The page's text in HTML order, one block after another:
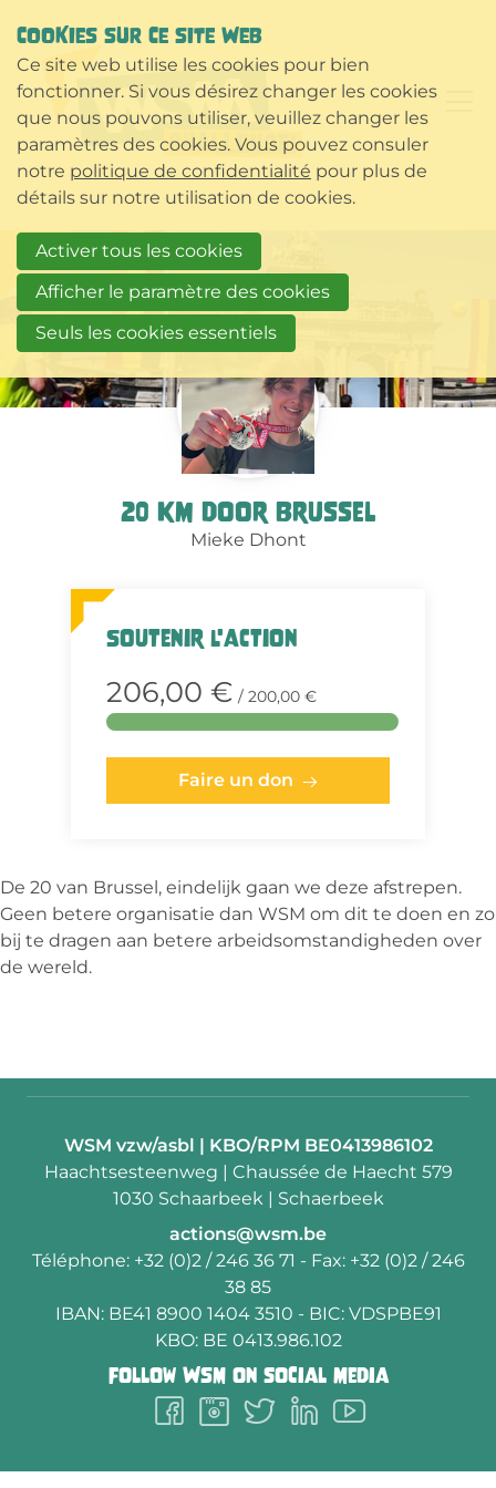
20 km door Brussel
Mieke Dhont
Soutenir l'action
206,00 € / 200,00 €
Faire un don
De 20 van Brussel, eindelijk gaan we deze afstrepen.
Geen betere organisatie dan WSM om dit te doen en zo
bij te dragen aan betere arbeidsomstandigheden over
de wereld.
Contact:
WSM vzw/asbl | KBO/RPM BE0413986102
Adresse:
Haachtsesteenweg | Chaussée de Haecht 579
1030 Schaarbeek | Schaerbeek
E-
mail:
actions@wsm.be
Téléphone: +32 (0)2 / 246 36 71 - Fax: +32 (0)2 / 246
38 85
IBAN: BE41 8900 1404 3510 - BIC: VDSPBE91
KBO: BE 0413.986.102
Follow WSMon social media
Follow
us
Facebook
Follow
us
Instagram
Follow
us
Twitter
Follow
us
LinkedIn
Follow
us
Youtube
COOKIES SUR CE SITE WEB
Ce site web utilise les cookies pour bien
fonctionner. Si vous désirez changer les cookies
que nous pouvons utiliser, veuillez changer les
paramètres des cookies. Vous pouvez consuler
notre politique de confidentialité pour plus de
détails sur notre utilisation de cookies.
Activer tous les cookies
Afficher le paramètre des cookies
Seuls les cookies essentiels